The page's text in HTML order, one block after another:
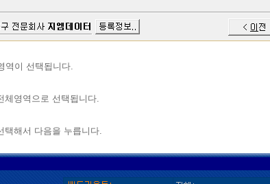
역이 선택됩니다.
체영역으로 선택됩니다.
택해서 다음을 누릅니다.